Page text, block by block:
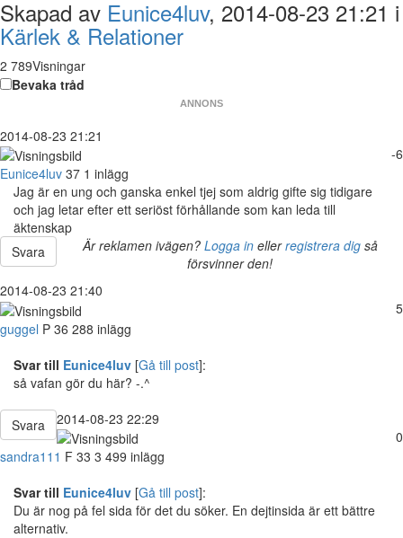
Skapad av Eunice4luv, 2014-08-23 21:21 i
Kärlek & Relationer
2 789Visningar
Bevaka tråd
ANNONS
2014-08-23 21:21
-6
Eunice4luv 37 1 inlägg
Jag är en ung och ganska enkel tjej som aldrig gifte sig tidigare
och jag letar efter ett seriöst förhållande som kan leda till
äktenskap
Svara
Är reklamen ivägen? Logga inellerregistrera digså
försvinner den!
2014-08-23 21:40
5
guggel P 36 288 inlägg
Svar till Eunice4luv [Gå till post]:
så vafan gör du här? -.^
Svara
2014-08-23 22:29
0
sandra111 F 33 3 499 inlägg
Svar till Eunice4luv [Gå till post]:
Du är nog på fel sida för det du söker. En dejtinsida är ett bättre
alternativ.